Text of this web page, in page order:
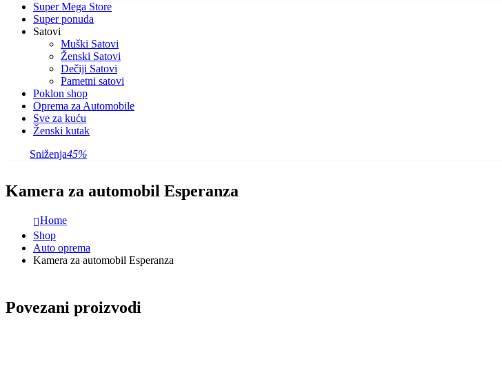
Super Mega Store
Super ponuda
Satovi
Muški Satovi
Ženski Satovi
Dečiji Satovi
Pametni satovi
Poklon shop
Oprema za Automobile
Sve za kuću
Ženski kutak
Sniženja45%
Kamera za automobil Esperanza
Home
Shop
Auto oprema
Kamera za automobil Esperanza
Povezani proizvodi